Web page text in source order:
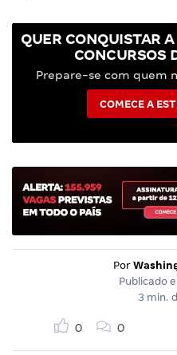
QUER CONQUISTAR
CONCURSOS
Prepare-se com quem
COMECE A
Por
Publicado
3 min.
0 0